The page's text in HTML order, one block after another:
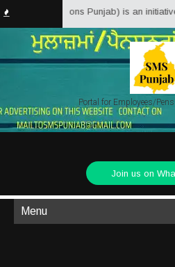
Matter Solutions Punjab) is an initiative
Portal for Employees/
Join us on
Menu